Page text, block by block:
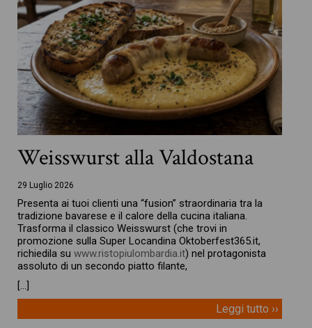
Weisswurst alla Valdostana
29 Luglio 2026
Presenta ai tuoi clienti una “fusion” straordinaria tra la
tradizione bavarese e il calore della cucina italiana.
Trasforma il classico Weisswurst (che trovi in
promozione sulla Super Locandina Oktoberfest365.it,
richiedila suwww.ristopiulombardia.it) nel protagonista
assoluto di un secondo piatto filante,
[…]
Leggi tutto ››